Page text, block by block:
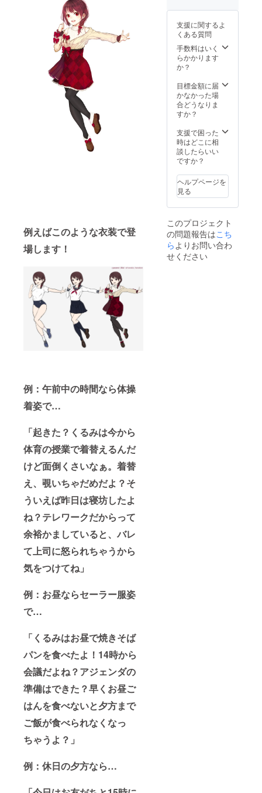
例えばこのような衣装で登
場します！
例：午前中の時間なら体操
着姿で…
「起きた？くるみは今から
体育の授業で着替えるんだ
けど面倒くさいなぁ。着替
え、覗いちゃだめだよ？そ
ういえば昨日は寝坊したよ
ね？テレワークだからって
余裕かましていると、バレ
て上司に怒られちゃうから
気をつけてね」
例：お昼ならセーラー服姿
で…
「くるみはお昼で焼きそば
パンを食べたよ！14時から
会議だよね？アジェンダの
準備はできた？早くお昼ご
はんを食べないと夕方まで
ご飯が食べられなくなっ
ちゃうよ？」
例：休日の夕方なら…
下のご
備考欄
にご記
入くだ
さい リ
例： ・
性別
（女性
性のご
相談も
可能で
す） ・
ポーズ
（18禁
などの
性的表
遠慮く
ださい
ませ）
・好き
な髪型
サービ
時にア
プリの
リンク
をお送
りしま
ビスイ
ン前に
ご参加
いただ
ローズ
ドβの参
加権利
アプリ
ご支援
者様の
お名前
をクレ
内に掲
載いた
します
くるみ
の描き
支援に関するよ
くある質問
手数料はいく
らかかります
か？
目標金額に届
かなかった場
合どうなりま
すか？
支援で困った
時はどこに相
談したらいい
ですか？
ヘルプページを
見る
このプロジェクト
の問題報告はこち
ら よりお問い合わ
せください